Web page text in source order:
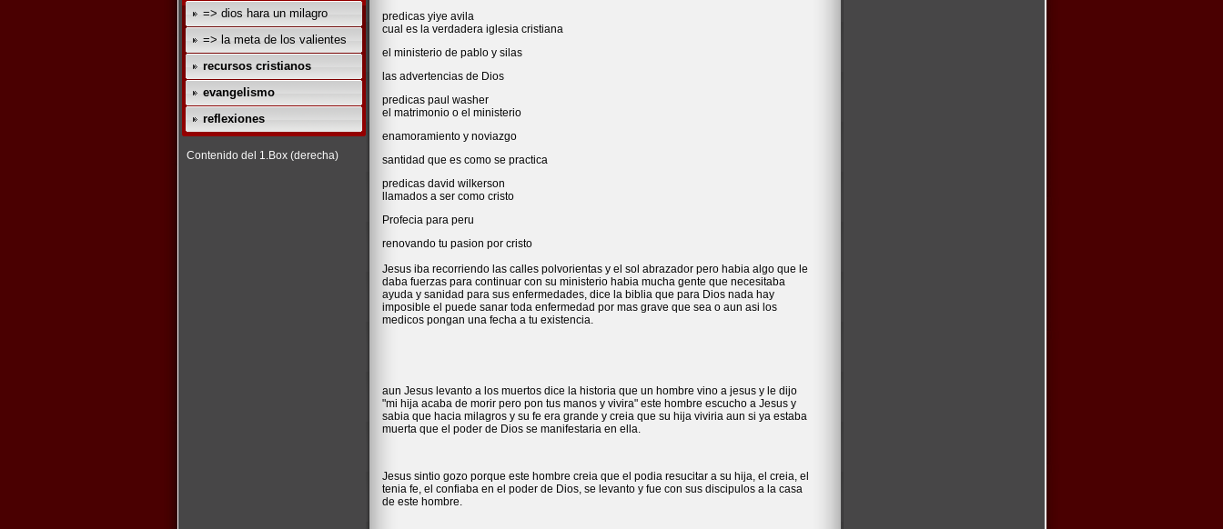
=> dios hara un milagro
=> la meta de los valientes
recursos cristianos
evangelismo
reflexiones
Contenido del 1.Box (derecha)
predicas yiye avila
cual es la verdadera iglesia cristiana
el ministerio de pablo y silas
las advertencias de Dios
predicas paul washer
el matrimonio o el ministerio
enamoramiento y noviazgo
santidad que es como se practica
predicas david wilkerson
llamados a ser como cristo
Profecia para peru
renovando tu pasion por cristo
Jesus iba recorriendo las calles polvorientas y el sol abrazador pero habia algo que le
daba fuerzas para continuar con su ministerio habia mucha gente que necesitaba
ayuda y sanidad para sus enfermedades, dice la biblia que para Dios nada hay
imposible el puede sanar toda enfermedad por mas grave que sea o aun asi los
medicos pongan una fecha a tu existencia.
aun Jesus levanto a los muertos dice la historia que un hombre vino a jesus y le dijo
"mi hija acaba de morir pero pon tus manos y vivira" este hombre escucho a Jesus y
sabia que hacia milagros y su fe era grande y creia que su hija viviria aun si ya estaba
muerta que el poder de Dios se manifestaria en ella.
Jesus sintio gozo porque este hombre creia que el podia resucitar a su hija, el creia, el
tenia fe, el confiaba en el poder de Dios, se levanto y fue con sus discipulos a la casa
de este hombre.